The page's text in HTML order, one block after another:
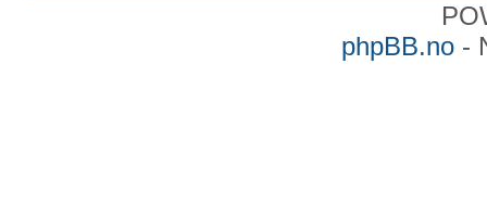
Dato: Fri, 08 Sep 2023
Fra: "Amund IngvarphpBB.no-